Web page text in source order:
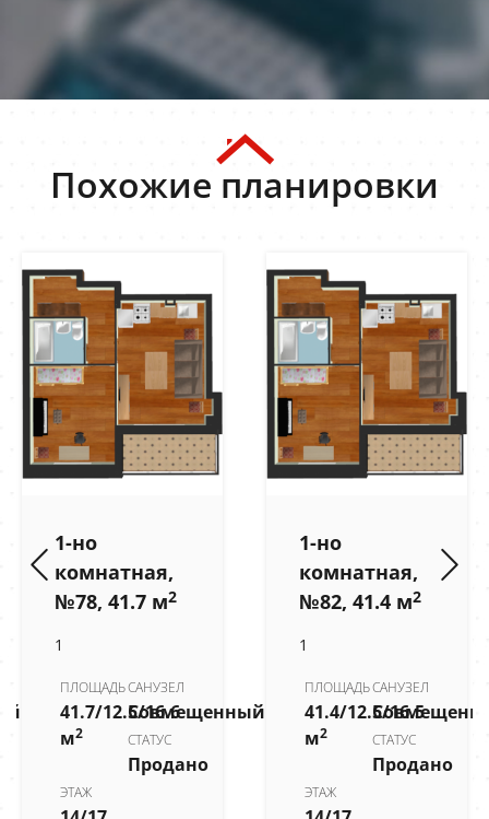
Похожие планировки
1-но
комнатная,
№78, 41.7 м2
1
ПЛОЩАДЬ
41.7/12.5/16.6
м2
САНУЗЕЛ
Совмещенный
СТАТУС
Продано
ЭТАЖ
1-но
комнатная,
№82, 41.4 м2
1
ПЛОЩАДЬ
41.4/12.5/16.5
м2
САНУЗЕЛ
СТАТУС
Продано
ЭТАЖ